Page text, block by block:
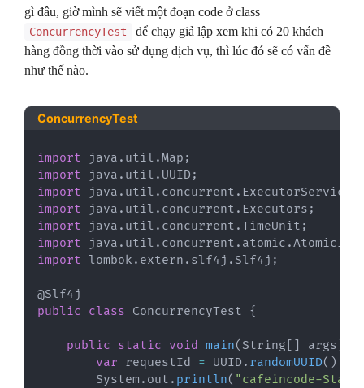
gì đâu, giờ mình sẽ viết một đoạn code ở class
ConcurrencyTest
để chạy giả lập xem khi có 20 khách
hàng đồng thời vào sử dụng dịch vụ, thì lúc đó sẽ có vấn đề
như thế nào.
ConcurrencyTest
import java . util .Map ;
import
java . util . UUID ;
import
java . util . concurrent . ExecutorService
import
java . util . concurrent . Executors ;
import
java . util . concurrent .TimeUnit ;
import
java . util . concurrent . atomic .
import
lombok . extern . slf4j . Slf4j ;
@Slf4j
public
class ConcurrencyTest {
public static void main( String args
var requestId = UUID . randomUUID( )
System . out . println( "cafeincode-Start